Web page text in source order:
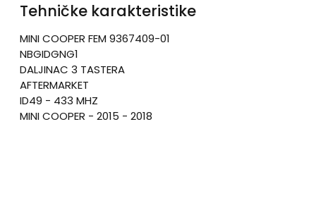
Tehničke karakteristike
MINI COOPER FEM 9367409-01
NBGIDGNG1
DALJINAC 3 TASTERA
AFTERMARKET
ID49 - 433 MHZ
MINI COOPER - 2015 - 2018